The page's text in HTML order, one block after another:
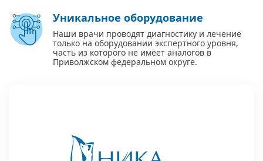
Уникальное оборудование
Наши врачи проводят диагностику и лечение
только на оборудовании экспертного уровня,
часть из которого не имеет аналогов в
Приволжском федеральном округе.